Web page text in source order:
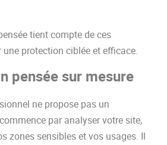
tient compte de ces
protection ciblée et efficace.
pensée sur mesure
ne propose pas un
par analyser votre site,
zones sensibles et vos usages. Il